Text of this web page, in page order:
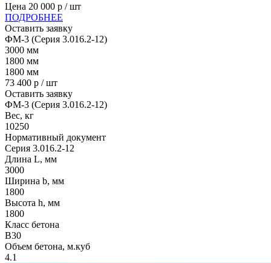
Цена 20 000 р / шт
ПОДРОБНЕЕ
Оставить заявку
ФМ-3 (Серия 3.016.2-12)
3000 мм
1800 мм
1800 мм
73 400 р / шт
Оставить заявку
ФМ-3 (Серия 3.016.2-12)
Вес, кг
10250
Нормативный документ
Серия 3.016.2-12
Длина L, мм
3000
Ширина b, мм
1800
Высота h, мм
1800
Класс бетона
B30
Объем бетона, м.куб
4.1